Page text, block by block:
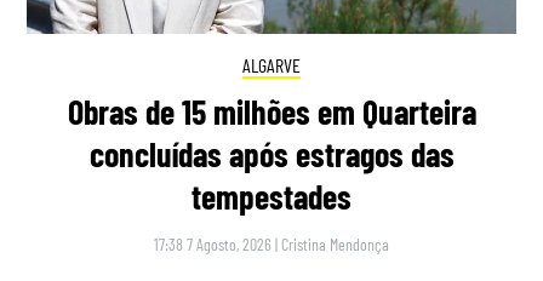
ALGARVE
Obras de 15 milhões em Quarteira
concluídas após estragos das
tempestades
17:38 7 Agosto, 2026 | Cristina Mendonça